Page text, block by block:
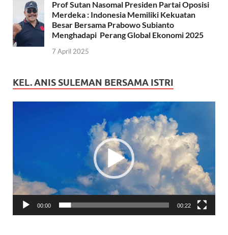
Prof Sutan Nasomal Presiden Partai Oposisi
Merdeka : Indonesia Memiliki Kekuatan
Besar Bersama Prabowo Subianto
Menghadapi Perang Global Ekonomi 2025
7 April 2025
KEL. ANIS SULEMAN BERSAMA ISTRI
00:00 00:22